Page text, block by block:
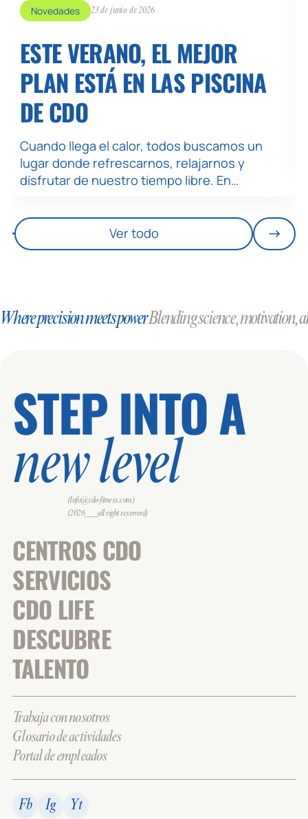
Novedades 23 de junio de 2026
ESTE VERANO, EL MEJOR
PLAN ESTÁ EN LAS PISCINA
DE CDO
Cuando llega el calor, todos buscamos un
lugar donde refrescarnos, relajarnos y
disfrutar de nuestro tiempo libre. En…
Ver todo
Where precision meets powerBlending science, motivation,
STEP INTO A
new level
(Info@cdo-fitness.com)
(2026___all right reserverd)
CENTROS CDO
SERVICIOS
CDO LIFE
DESCUBRE
TALENTO
Trabaja con nosotros
Glosario de actividades
Portal de empleados
Fb Ig Yt